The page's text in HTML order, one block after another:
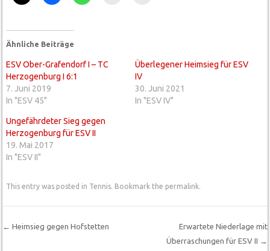
Ähnliche Beiträge
ESV Ober-Grafendorf I – TC
Herzogenburg I 6:1
7. Juni 2019
In "ESV 45"
Überlegener Heimsieg für ESV
IV
30. Juni 2021
In "ESV IV"
Ungefährdeter Sieg gegen
Herzogenburg für ESV II
19. Mai 2017
In "ESV II"
This entry was posted in Tennis. Bookmark the permalink.
← Heimsieg gegen Hofstetten
Erwartete Niederlage mit
Überraschungen für ESV II →